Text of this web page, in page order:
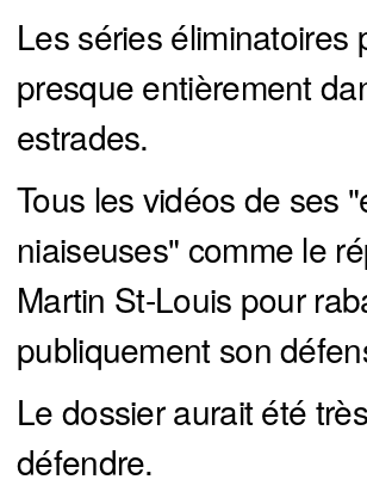
Les séries éliminatoires
presque entièrement
estrades.
Tous les vidéos de ses
niaiseuses" comme le
Martin St-Louis pour
publiquement son
Le dossier aurait été
défendre.